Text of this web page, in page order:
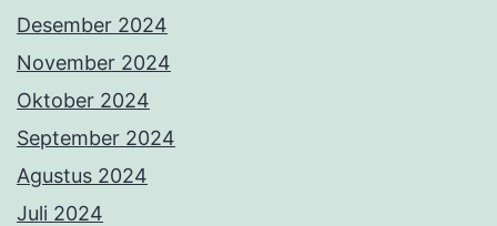
Desember 2024
November 2024
Oktober 2024
September 2024
Agustus 2024
Juli 2024